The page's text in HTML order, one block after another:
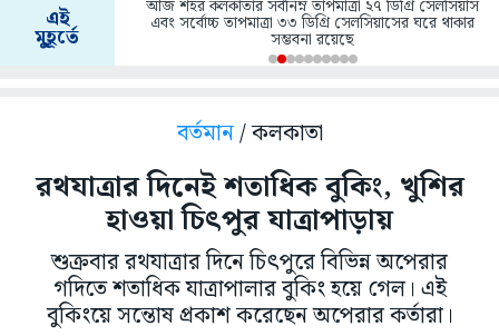
এই
মুহূর্তে
আজ শহর কলকাতার সর্বনিম্ন তাপমাত্রা ২৭ ডিগ্রি সেলসিয়াস
এবং সর্বোচ্চ তাপমাত্রা ৩৩ ডিগ্রি সেলসিয়াসের ঘরে থাকার
সম্ভবনা রয়েছে
বর্তমান/ কলকাতা
রথযাত্রার দিনেই শতাধিক বুকিং, খুশির
হাওয়া চিৎপুর যাত্রাপাড়ায়
শুক্রবার রথযাত্রার দিনে চিৎপুরে বিভিন্ন অপেরার
গদিতে শতাধিক যাত্রাপালার বুকিং হয়ে গেল। এই
বুকিংয়ে সন্তোষ প্রকাশ করেছেন অপেরার কর্তারা।